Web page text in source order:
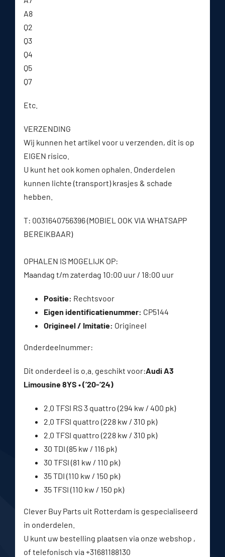
A8
Q2
Q3
Q4
Q5
Q7
Etc.
VERZENDING
Wij kunnen het artikel voor u verzenden, dit is op
EIGEN risico.
U kunt het ook komen ophalen. Onderdelen
kunnen lichte (transport) krasjes & schade
hebben.
T: 0031640756396 (MOBIEL OOK VIA WHATSAPP
BEREIKBAAR)
OPHALEN IS MOGELIJK OP:
Maandag t/m zaterdag 10:00 uur / 18:00 uur
Positie: Rechtsvoor
Eigen identificatienummer: CP5144
Origineel / Imitatie: Origineel
Onderdeelnummer:
Dit onderdeel is o.a. geschikt voor:Audi A3
Limousine 8YS • (’20-’24)
2.0 TFSI RS 3 quattro (294 kw / 400 pk)
2.0 TFSI quattro (228 kw / 310 pk)
2.0 TFSI quattro (228 kw / 310 pk)
30 TDI (85 kw / 116 pk)
30 TFSI (81 kw / 110 pk)
35 TDI (110 kw / 150 pk)
35 TFSI (110 kw / 150 pk)
Clever Buy Parts uit Rotterdam is gespecialiseerd
in onderdelen.
U kunt uw bestelling plaatsen via onze webshop ,
of telefonisch via +31681188130